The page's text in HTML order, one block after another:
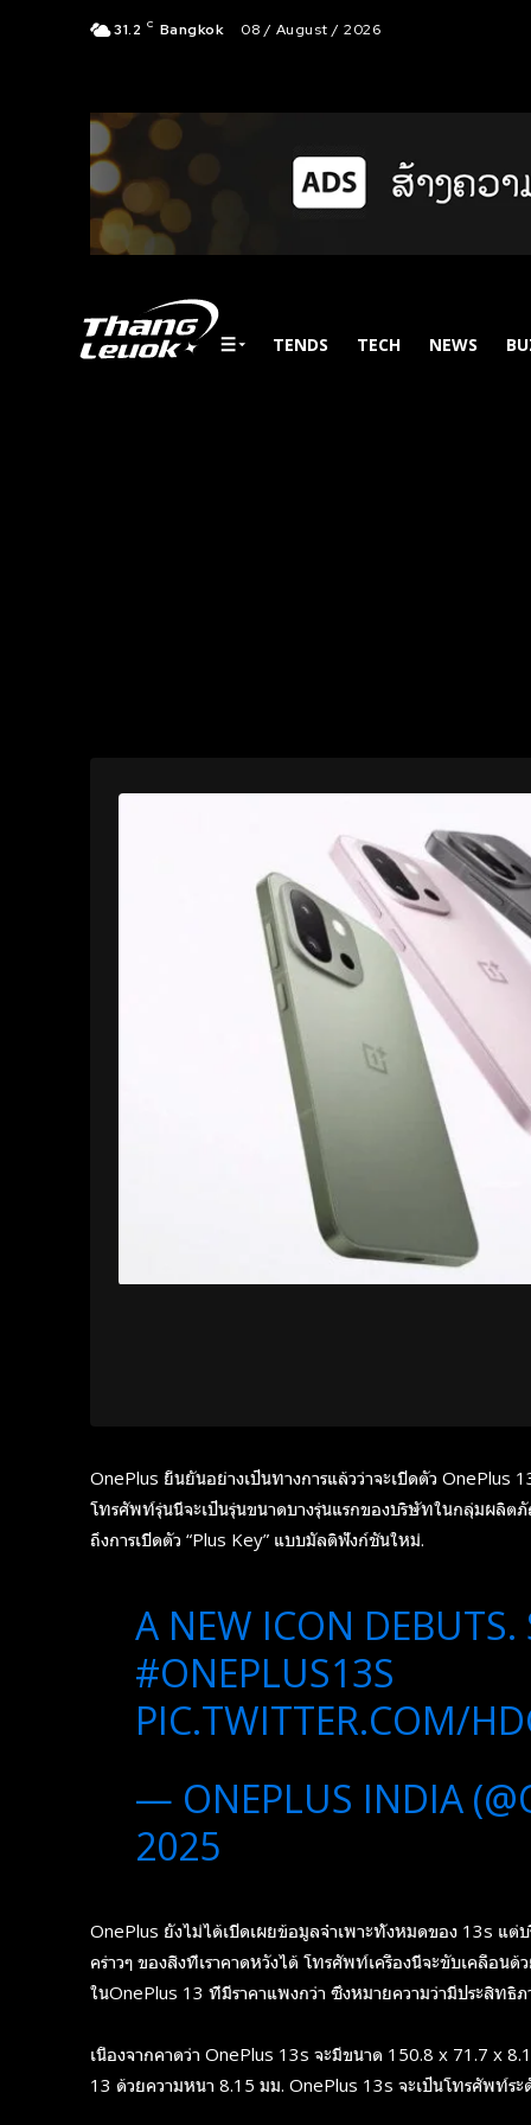
31.2 C Bangkok 08 / August / 2026
TENDS TECH NEWS
OnePlus ยืนยันอย่างเป็นทางการแล้วว่าจะเปิดตัว OnePlus
โทรศัพท์รุ่นนี้จะเป็นรุ่นขนาดบางรุ่นแรกของบริษัทในกลุ่มผลิ
ถึงการเปิดตัว “Plus Key” แบบมัลติฟังก์ชันใหม่.
A NEW ICON DEBUTS.
#ONEPLUS13S
PIC.TWITTER.COM/
— ONEPLUS INDIA
2025
OnePlus ยังไม่ได้เปิดเผยข้อมูลจำเพาะทั้งหมดของ 13s แ
คร่าวๆ ของสิ่งที่เราคาดหวังได้ โทรศัพท์เครื่องนี้จะขับเคลื่อ
ในOnePlus 13 ที่มีราคาแพงกว่า ซึ่งหมายความว่ามีประสิทธิภ
เนื่องจากคาดว่า OnePlus 13s จะมีขนาด 150.8 x 71.7 x
13 ด้วยความหนา 8.15 มม. OnePlus 13s จะเป็นโทรศัพท์ร